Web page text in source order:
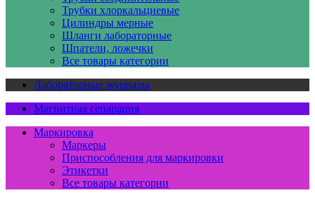
Трубки хлоркальциевые
Цилиндры мерные
Шланги лабораторные
Шпатели, ложечки
Все товары категории
Лабораторные журналы
Магнитная сепарация
Маркировка
Маркеры
Приспособления для маркировки
Этикетки
Все товары категории